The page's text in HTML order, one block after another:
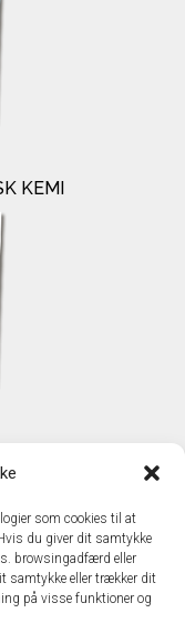
som cookies til at
du giver dit samtykke
browsingadfærd eller
samtykke eller trækker dit
på visse funktioner og
KEMI
28